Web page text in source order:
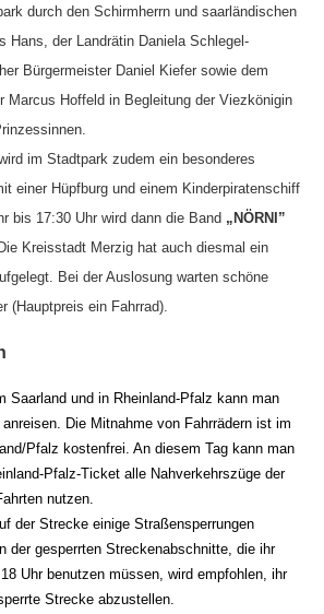
durch den Schirmherrn und saarländischen
Hans, der Landrätin Daniela Schlegel-
Bürgermeister Daniel Kiefer sowie dem
Marcus Hoffeld in Begleitung der Viezkönigin
im Stadtpark zudem ein besonderes
einer Hüpfburg und einem Kinderpiratenschiff
bis 17:30 Uhr wird dann die Band „NÖRNI”
Kreisstadt Merzig hat auch diesmal ein
Bei der Auslosung warten schöne
(Hauptpreis ein Fahrrad).
Saarland und in Rheinland-Pfalz kann man
Die Mitnahme von Fahrrädern ist im
Pfalz kostenfrei. An diesem Tag kann man
Pfalz-Ticket alle Nahverkehrszüge der
nutzen.
der Strecke einige Straßensperrungen
der gesperrten Streckenabschnitte, die ihr
Uhr benutzen müssen, wird empfohlen, ihr
Strecke abzustellen.